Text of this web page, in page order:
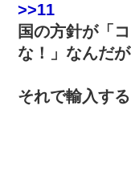
>>11
国の方針が「
な！」なんだが
それで輸入す